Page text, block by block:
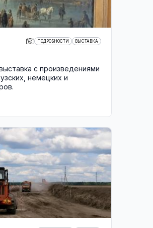
ПОДРОБНОСТИ ВЫСТАВКА
с произведениями
немецких и